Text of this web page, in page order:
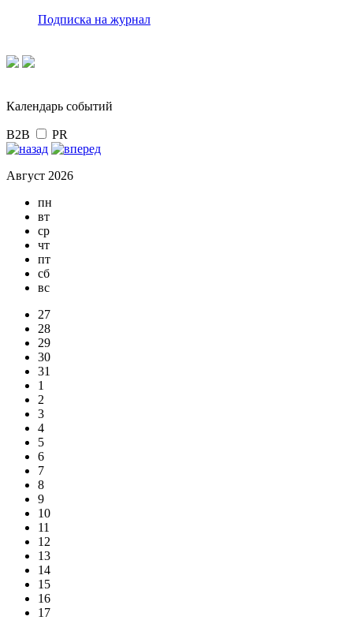
Подписка на журнал
Календарь событий
B2B PR
Август 2026
пн
вт
ср
чт
пт
сб
вс
27
28
29
30
31
1
2
3
4
5
6
7
8
9
10
11
12
13
14
15
16
17